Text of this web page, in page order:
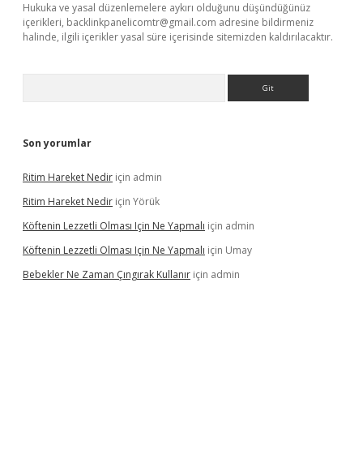
Hukuka ve yasal düzenlemelere aykırı olduğunu düşündüğünüz
içerikleri, backlinkpanelicomtr@gmail.com adresine bildirmeniz
halinde, ilgili içerikler yasal süre içerisinde sitemizden kaldırılacaktır.
Son yorumlar
Ritim Hareket Nedir için admin
Ritim Hareket Nedir için Yörük
Köftenin Lezzetli Olması Için Ne Yapmalı için admin
Köftenin Lezzetli Olması Için Ne Yapmalı için Umay
Bebekler Ne Zaman Çıngırak Kullanır için admin